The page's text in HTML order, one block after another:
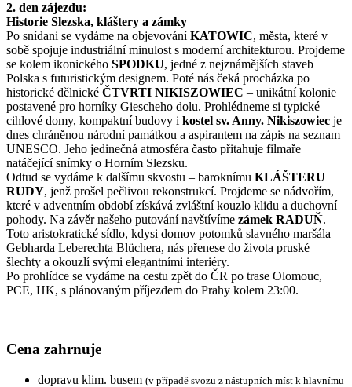
2. den zájezdu:
Historie Slezska, kláštery a zámky
Po snídani se vydáme na objevováníKATOWIC, města, které v
sobě spojuje industriální minulost s moderní architekturou. Projdeme
se kolem ikonického SPODKU, jedné z nejznámějších staveb
Polska s futuristickým designem. Poté nás čeká procházka po
historické dělnické ČTVRTI NIKISZOWIEC – unikátní kolonie
postavené pro horníky Giescheho dolu. Prohlédneme si typické
cihlové domy, kompaktní budovy i kostel sv. Anny. Nikiszowiec je
dnes chráněnou národní památkou a aspirantem na zápis na seznam
UNESCO. Jeho jedinečná atmosféra často přitahuje filmaře
natáčející snímky o Horním Slezsku.
Odtud se vydáme k dalšímu skvostu – baroknímu KLÁŠTERU
RUDY, jenž prošel pečlivou rekonstrukcí. Projdeme se nádvořím,
které v adventním období získává zvláštní kouzlo klidu a duchovní
pohody. Na závěr našeho putování navštívíme zámek RADUŇ.
Toto aristokratické sídlo, kdysi domov potomků slavného maršála
Gebharda Leberechta Blüchera, nás přenese do života pruské
šlechty a okouzlí svými elegantními interiéry.
Po prohlídce se vydáme na cestu zpět do ČR po trase Olomouc,
PCE, HK, s plánovaným příjezdem do Prahy kolem 23:00.
Cena zahrnuje
dopravu klim. busem (v případě svozu z nástupních míst k hlavnímu